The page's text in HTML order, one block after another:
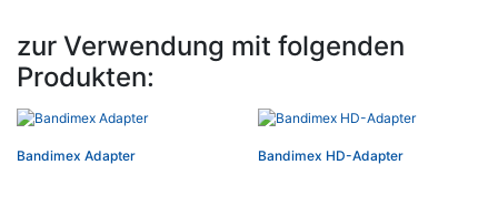
zur Verwendung mit folgenden
Produkten:
Bandimex Adapter Bandimex HD-Adapter